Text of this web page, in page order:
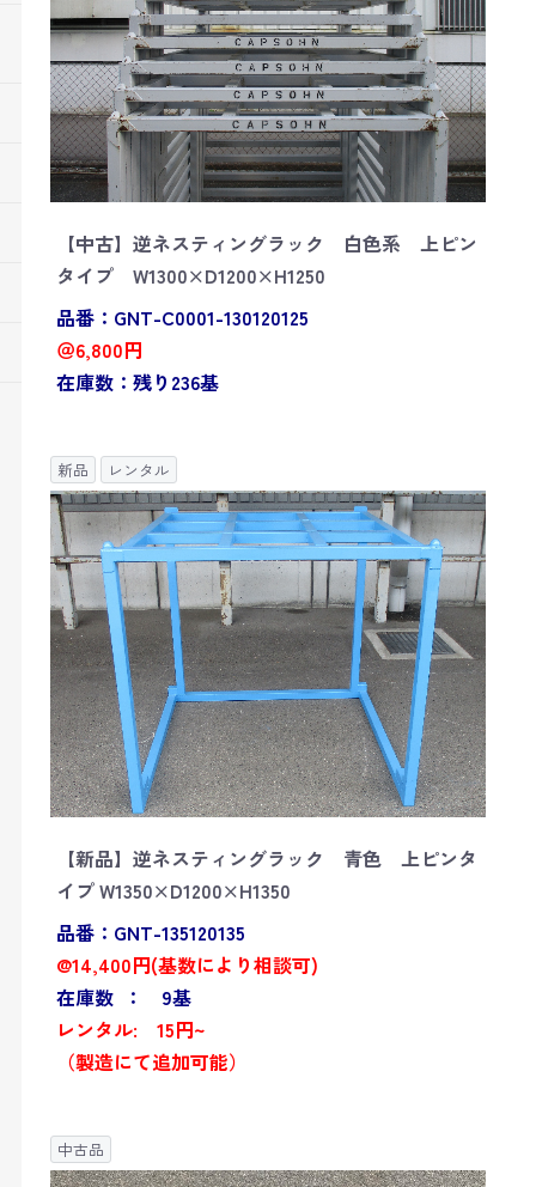
【中古】逆ネスティングラック 白色系 上ピン
タイプ W1300×D1200×H1250
品番：GNT-C0001-130120125
＠6,800円
在庫数：残り236基
新品 レンタル
【新品】逆ネスティングラック 青色 上ピンタ
イプ W1350×D1200×H1350
品番：GNT-135120135
@14,400円(基数により相談可)
在庫数 ： 9基
レンタル: 15円~
（製造にて追加可能）
中古品